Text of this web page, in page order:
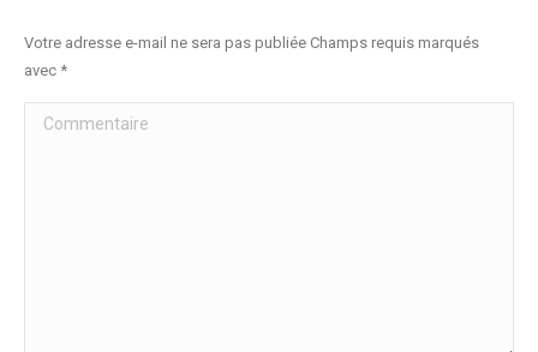
Votre adresse e-mail ne sera pas publiée Champs requis marqués
avec *
Commentaire